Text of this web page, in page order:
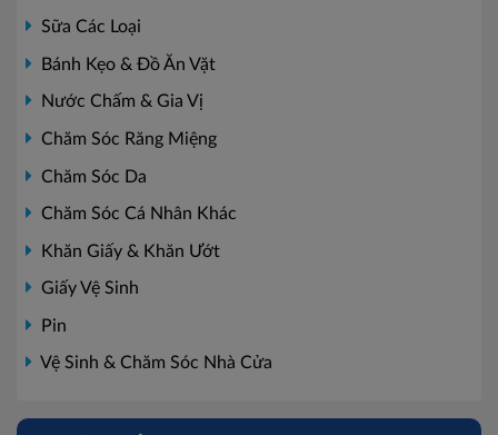
Sữa Các Loại
Bánh Kẹo & Đồ Ăn Vặt
Nước Chấm & Gia Vị
Chăm Sóc Răng Miệng
Chăm Sóc Da
Chăm Sóc Cá Nhân Khác
Khăn Giấy & Khăn Ướt
Giấy Vệ Sinh
Pin
Vệ Sinh & Chăm Sóc Nhà Cửa